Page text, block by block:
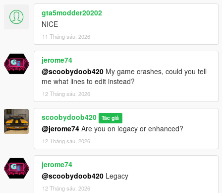
gta5modder20202
NICE
11 Tháng sáu, 2026
jerome74
@scoobydoob420 My game crashes, could you tell
me what lines to edit instead?
12 Tháng sáu, 2026
scoobydoob420 Tác giả
@jerome74 Are you on legacy or enhanced?
12 Tháng sáu, 2026
jerome74
@scoobydoob420 Legacy
12 Tháng sáu, 2026